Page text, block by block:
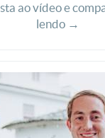
ao vídeo e
lendo →